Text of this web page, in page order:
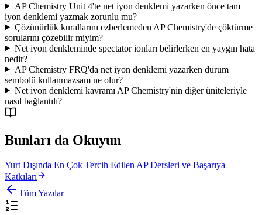
AP Chemistry Unit 4'te net iyon denklemi yazarken önce tam
iyon denklemi yazmak zorunlu mu?
Çözünürlük kurallarını ezberlemeden AP Chemistry'de çöktürme
sorularını çözebilir miyim?
Net iyon denkleminde spectator ionları belirlerken en yaygın hata
nedir?
AP Chemistry FRQ'da net iyon denklemi yazarken durum
sembolü kullanmazsam ne olur?
Net iyon denklemi kavramı AP Chemistry'nin diğer üniteleriyle
nasıl bağlantılı?
Bunları da Okuyun
Yurt Dışında En Çok Tercih Edilen AP Dersleri ve Başarıya
Katkıları
Tüm Yazılar